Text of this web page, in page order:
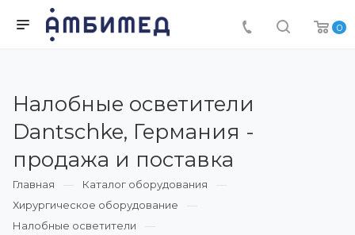
0
Налобные осветители
Dantschke, Германия -
продажа и поставка
Главная
Каталог оборудования
Хирургическое оборудование
Налобные осветители